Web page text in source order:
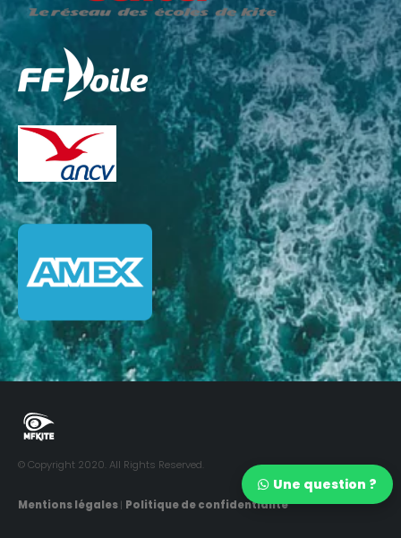
Une question ?
© Copyright 2020. All Rights Reserved.
Mentions légales| Politique de confidentialité